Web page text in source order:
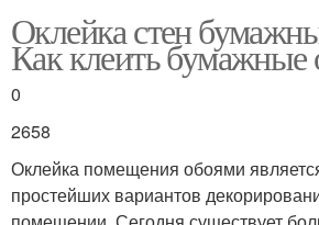
Оклейка стен
Как клеить бумажные
0
2658
Оклейка помещения обоями
простейших вариантов